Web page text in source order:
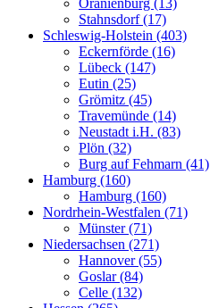
Oranienburg (13)
Stahnsdorf (17)
Schleswig-Holstein (403)
Eckernförde (16)
Lübeck (147)
Eutin (25)
Grömitz (45)
Travemünde (14)
Neustadt i.H. (83)
Plön (32)
Burg auf Fehmarn (41)
Hamburg (160)
Hamburg (160)
Nordrhein-Westfalen (71)
Münster (71)
Niedersachsen (271)
Hannover (55)
Goslar (84)
Celle (132)